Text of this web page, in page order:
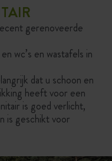
gerenoveerde
wc’s en wastafels in
dat u schoon en
heeft voor een
is goed verlicht,
is geschikt voor